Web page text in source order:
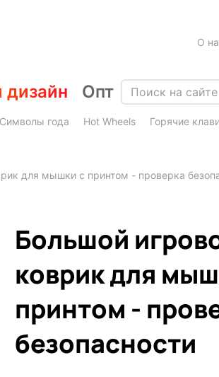
О
дизайн Опт
Символы года Hot Wheels Горячие
для мышки с принтом - проверка
Большой
коврик для
принтом -
безопасности